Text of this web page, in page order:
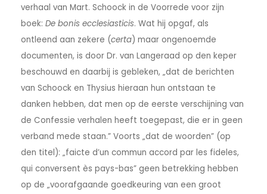
verhaal van Mart. Schoock in de Voorrede voor zijn
boek: De bonis ecclesiasticis. Wat hij opgaf, als
ontleend aan zekere (certa) maar ongenoemde
documenten, is door Dr. van Langeraad op den keper
beschouwd en daarbij is gebleken, „dat de berichten
van Schoock en Thysius hieraan hun ontstaan te
danken hebben, dat men op de eerste verschijning van
de Confessie verhalen heeft toegepast, die er in geen
verband mede staan.” Voorts „dat de woorden” (op
den titel): „faicte d’un commun accord par les fideles,
qui conversent ès pays-bas” geen betrekking hebben
op de „voorafgaande goedkeuring van een groot